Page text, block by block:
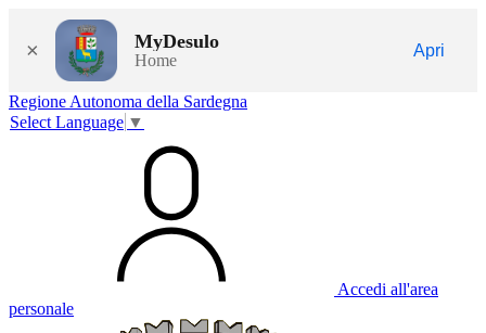
× MyDesulo
Home
Apri
Regione Autonoma della Sardegna
Select Language ▼
Accedi all'area
personale